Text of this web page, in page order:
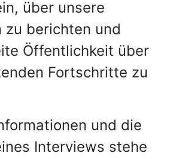
über unsere
zu berichten und
Öffentlichkeit über
Fortschritte zu
und die
Interviews stehe